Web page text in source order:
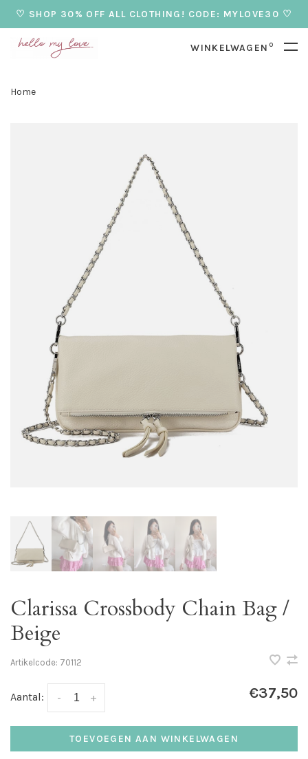
♡ SHOP 30% OFF ALL CLOTHING! CODE: MYLOVE30 ♡
WINKELWAGEN 0
Home
Clarissa Crossbody Chain Bag /
Beige
Artikelcode: 70112
Aantal: +
- €37,50
TOEVOEGEN AAN WINKELWAGEN